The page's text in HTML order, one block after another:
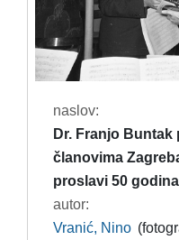
naslov:
Dr. Franjo
članovima
proslavi 50
autor:
Vranić, Nino